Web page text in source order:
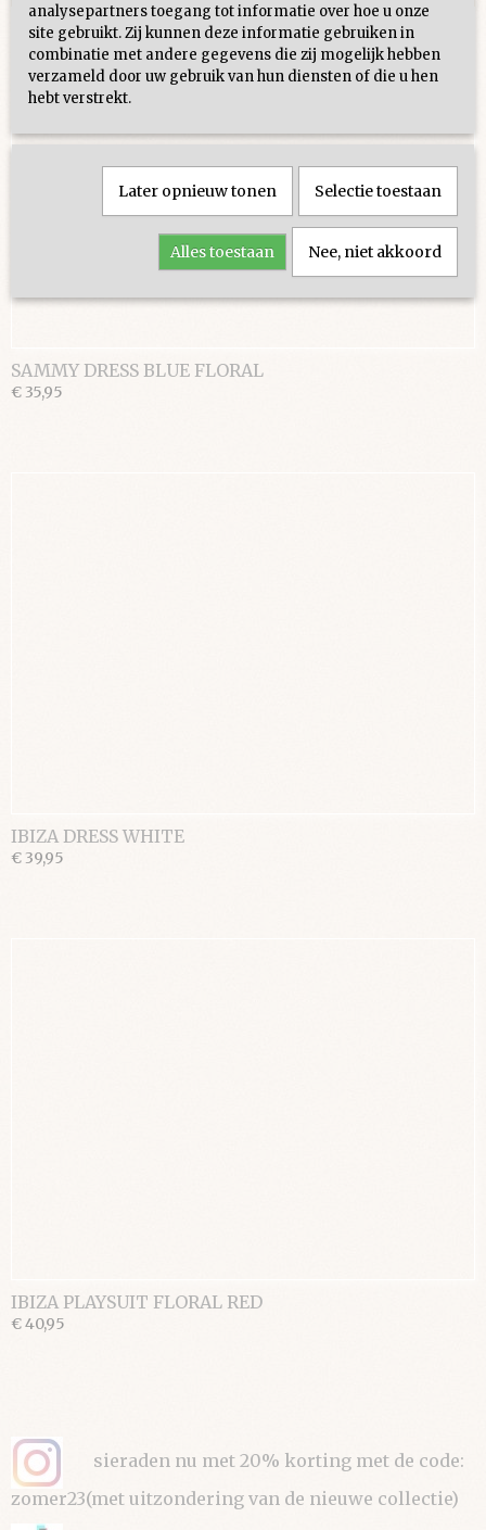
SAMMY DRESS BLUE FLORAL
€ 35,95
IBIZA DRESS WHITE
€ 39,95
IBIZA PLAYSUIT FLORAL RED
€ 40,95
sieraden nu met 20% korting met de code:
zomer23(met uitzondering van de nieuwe collectie)
analysepartners toegang tot informatie over hoe u onze
site gebruikt. Zij kunnen deze informatie gebruiken in
combinatie met andere gegevens die zij mogelijk hebben
verzameld door uw gebruik van hun diensten of die u hen
hebt verstrekt.
Later opnieuw tonen Selectie toestaan
Alles toestaan Nee, niet akkoord